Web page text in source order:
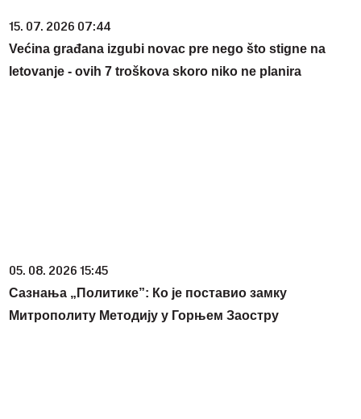
15. 07. 2026 07:44
Većina građana izgubi novac pre nego što stigne na
letovanje - ovih 7 troškova skoro niko ne planira
05. 08. 2026 15:45
Сазнања „Политике”: Ко је поставио замку
Митрополиту Методију у Горњем Заостру